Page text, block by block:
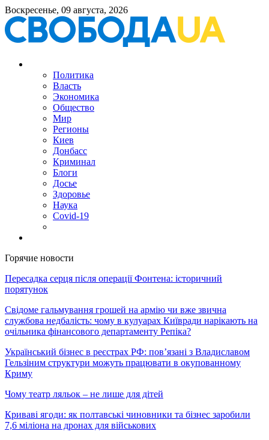
Воскресенье, 09 августа, 2026
Политика
Власть
Экономика
Общество
Мир
Регионы
Киев
Донбасс
Криминал
Блоги
Досье
Здоровье
Наука
Covid-19
Горячие новости
Пересадка серця після операції Фонтена: історичний
порятунок
Свідоме гальмування грошей на армію чи вже звична
службова недбалість: чому в кулуарах Київради нарікають на
очільника фінансового департаменту Репіка?
Український бізнес в реєстрах РФ: пов’язані з Владиславом
Гельзіним структури можуть працювати в окупованному
Криму
Чому театр ляльок – не лише для дітей
Криваві ягоди: як полтавські чиновники та бізнес заробили
7,6 міліона на дронах для військових